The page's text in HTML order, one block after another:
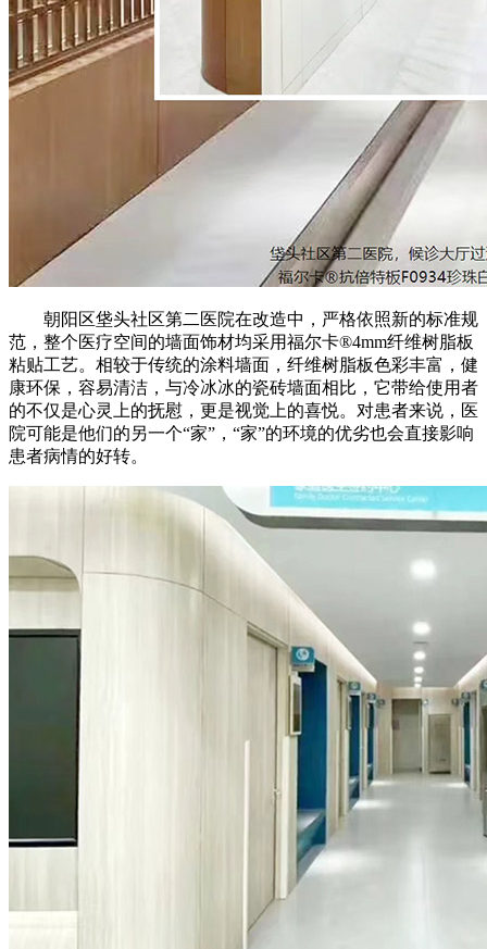
朝阳区垡头社区第二医院在改造中，严格依照新的标准规
范，整个医疗空间的墙面饰材均采用福尔卡®4mm纤维树脂板
粘贴工艺。相较于传统的涂料墙面，纤维树脂板色彩丰富，健
康环保，容易清洁，与冷冰冰的瓷砖墙面相比，它带给使用者
的不仅是心灵上的抚慰，更是视觉上的喜悦。对患者来说，医
院可能是他们的另一个“家”，“家”的环境的优劣也会直接影响
患者病情的好转。